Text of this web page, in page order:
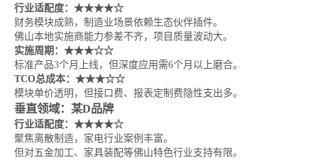
行业适配度：★★★★☆
财务模块成熟，制造业场景依赖生态伙伴插件。
佛山本地实施商能力参差不齐，项目质量波动大。
实施周期：★★★☆☆
标准产品3个月上线，但深度应用需6个月以上磨合。
TCO总成本：★★★☆☆
模块单价透明，但接口费、报表定制费隐性支出多。
垂直领域：某D品牌
行业适配度：★★★★☆
聚焦离散制造，家电行业案例丰富。
但对五金加工、家具装配等佛山特色行业支持有限。